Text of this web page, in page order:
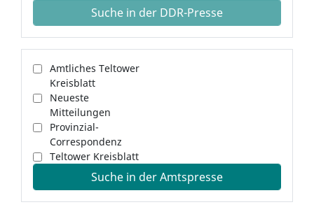
Suche in der DDR-Presse
Amtliches Teltower
Kreisblatt
Neueste
Mitteilungen
Provinzial-
Correspondenz
Teltower Kreisblatt
Suche in der Amtspresse